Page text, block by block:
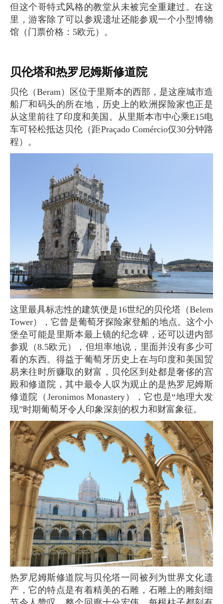
但这个哥特式风格的教堂从未被完全重建过。在这
里，游客除了可以参观遗址还能参观一个小型博物
馆（门票价格：5欧元）。
贝伦塔和热罗尼姆斯修道院
贝伦（Beram）区位于里斯本的西部，是这座城市造
船厂和码头的所在地，历史上的欧洲探险家也正是
从这里前往了印度和美国。从里斯本市中心乘E15电
车可轻松抵达贝伦（距Praçado Comércio仅30分钟路
程）。
这里最具标志性的建筑便是16世纪的贝伦塔（Belem
Tower），它曾是葡萄牙探险家登船的地点。这个小
堡垒可能是里斯本最上镜的纪念碑，还可以进内部
参观（8.5欧元），但坦率地说，里面并没有多少可
看的东西。得益于葡萄牙历史上在与印度和美国贸
易来往时所赚取的财富，贝伦区到处都是奢侈的宫
殿和修道院，其中最令人叹为观止的是热罗尼姆斯
修道院（Jeronimos Monastery），它也是“地理大发
现”时期葡萄牙令人印象深刻的权力和财富象征。
热罗尼姆斯修道院与贝伦塔一同被列为世界文化遗
产，它的特点是有着精美的石雕，石雕上的雕刻细